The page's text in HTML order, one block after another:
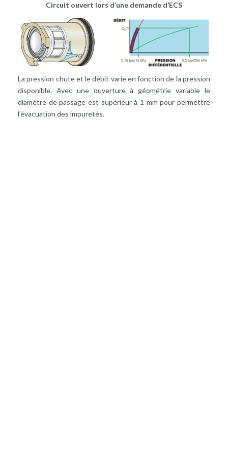
Circuit ouvert lors d’une demande d’ECS
La pression chute et le débit varie en fonction de la pression
disponible. Avec une ouverture à géométrie variable le
diamètre de passage est supérieur à 1 mm pour permettre
l’évacuation des impuretés.